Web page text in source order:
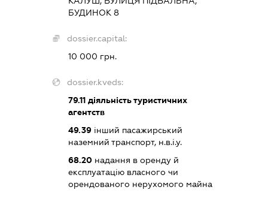
БУДИНОК 8
dossier.capital:
10 000 грн.
dossier.kveds:
79.11 діяльність туристичних
агентств
49.39 інший пасажирський
наземний транспорт, н.в.і.у.
68.20 надання в оренду й
експлуатацію власного чи
орендованого нерухомого майна